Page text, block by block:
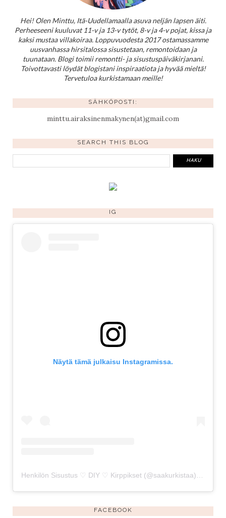
Hei! Olen Minttu, Itä-Uudellamaalla asuva neljän lapsen äiti.
Perheeseeni kuuluvat 11-v ja 13-v tytöt, 8-v ja 4-v pojat, kissa ja
kaksi mustaa villakoiraa. Loppuvuodesta 2017 ostamassamme
uusvanhassa hirsitalossa sisustetaan, remontoidaan ja
tuunataan. Blogi toimii remontti- ja sisustuspäiväkirjanani.
Toivottavasti löydät blogistani inspiraatiota ja hyvää mieltä!
Tervetuloa kurkistamaan meille!
SÄHKÖPOSTI:
minttu.airaksinenmakynen(at)gmail.com
SEARCH THIS BLOG
IG
Näytä tämä julkaisu Instagramissa.
Henkilön Sisustus ♡ DIY ♡ Kirppikset (@saakurkistaa) jakama julkaisu
FACEBOOK